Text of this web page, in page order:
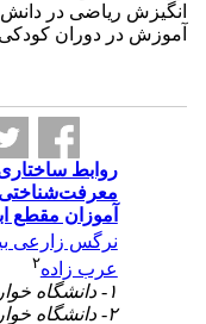
انگیزش ریاضی در دانش
آموزش در دوران کودکی ۴ (۱) :۹۳-۸۱
روابط ساختاری
معرفت‌شناختی
آموزان مقطع
نرگس زارعی
عرب زاده